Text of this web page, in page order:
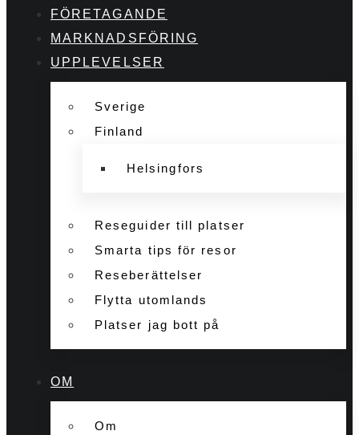
FÖRETAGANDE
MARKNADSFÖRING
UPPLEVELSER
Sverige
Finland
Helsingfors
Reseguider till platser
Smarta tips för resor
Reseberättelser
Flytta utomlands
Platser jag bott på
OM
Om